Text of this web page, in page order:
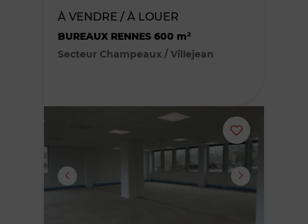
À VENDRE / À LOUER
BUREAUX RENNES 600 m²
Secteur Champeaux / Villejean
Ajouter
ou
supprimer